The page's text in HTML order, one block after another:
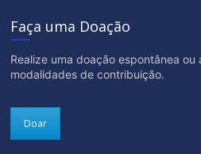
Faça uma Doação
Realize uma doação espontânea ou
modalidades de contribuição.
Doar